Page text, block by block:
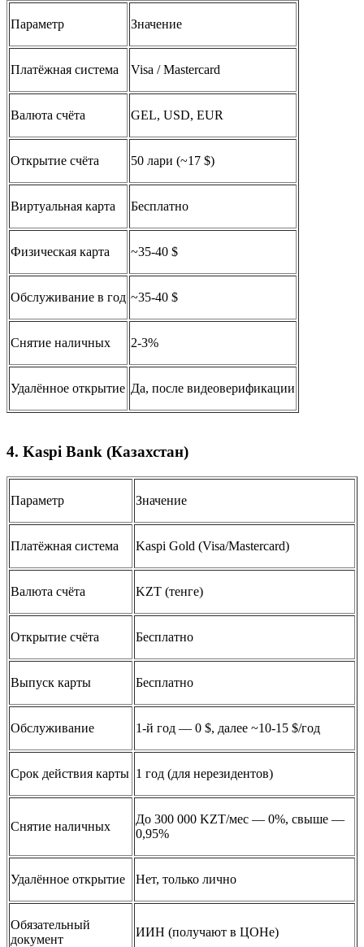
Параметр Значение
Платёжная система Visa / Mastercard
Валюта счёта GEL, USD, EUR
Открытие счёта 50 лари (~17 $)
Виртуальная карта Бесплатно
Физическая карта ~35-40 $
Обслуживание в год ~35-40 $
Снятие наличных 2-3%
Удалённое открытие Да, после видеоверификации
4. Kaspi Bank (Казахстан)
Параметр Значение
Платёжная система Kaspi Gold (Visa/Mastercard)
Валюта счёта KZT (тенге)
Открытие счёта Бесплатно
Выпуск карты Бесплатно
Обслуживание 1-й год — 0 $, далее ~10-15 $/год
Срок действия карты 1 год (для нерезидентов)
Снятие наличных
До 300 000 KZT/мес — 0%, свыше —
0,95%
Удалённое открытие Нет, только лично
Обязательный
документ
ИИН (получают в ЦОНе)